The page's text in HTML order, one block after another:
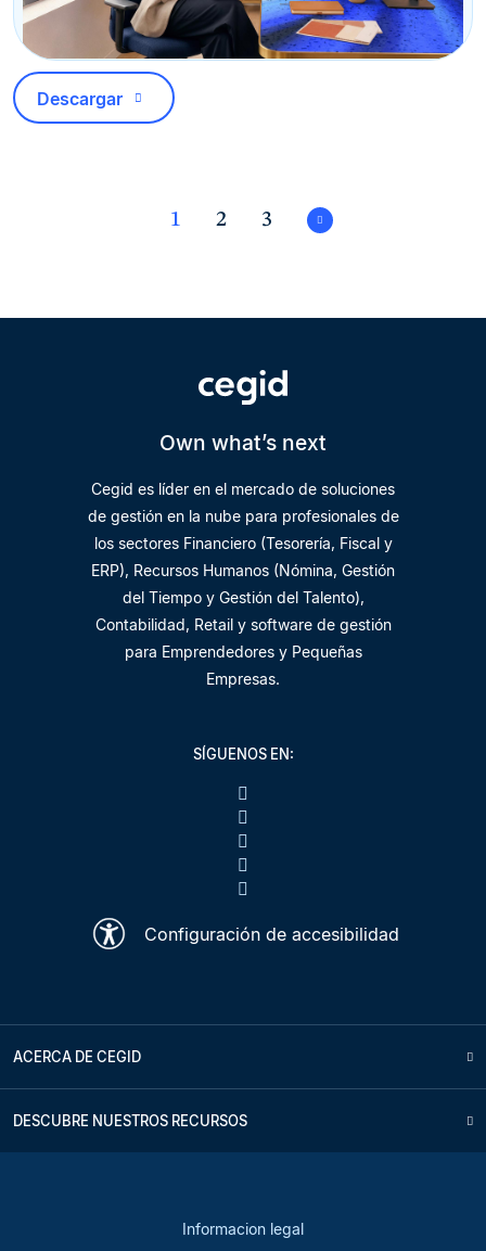
Descargar
1 2 3
Own what’s next
Cegid es líder en el mercado de soluciones
de gestión en la nube para profesionales de
los sectores Financiero (Tesorería, Fiscal y
ERP), Recursos Humanos (Nómina, Gestión
del Tiempo y Gestión del Talento),
Contabilidad, Retail y software de gestión
para Emprendedores y Pequeñas
Empresas.
SÍGUENOS EN:
Configuración de accesibilidad
ACERCA DE CEGID
DESCUBRE NUESTROS RECURSOS
Informacion legal